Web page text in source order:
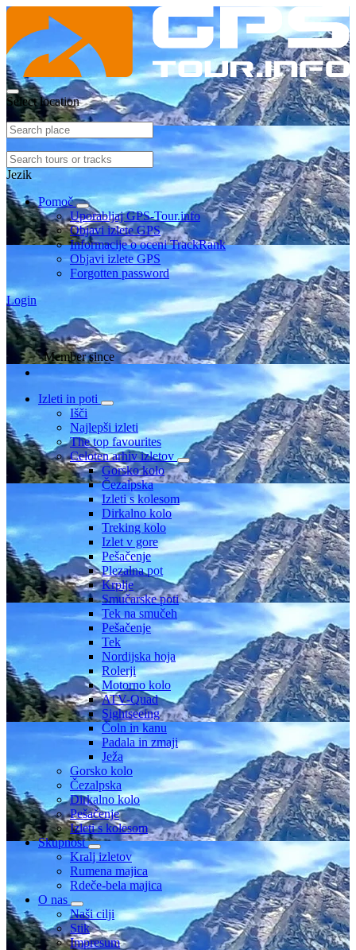
Select location
Jezik
Pomoč
Uporabljaj GPS-Tour.info
Objavi izlete GPS
Informacije o oceni TrackRank
Objavi izlete GPS
Forgotten password
Login
Member since
Izleti in poti
Išči
Najlepši izleti
The top favourites
Celoten arhiv izletov
Gorsko kolo
Čezalpska
Izleti s kolesom
Dirkalno kolo
Treking kolo
Izlet v gore
Pešačenje
Plezalna pot
Krplje
Smučarske poti
Tek na smučeh
Pešačenje
Tek
Nordijska hoja
Rolerji
Motorno kolo
ATV-Quad
Sightseeing
Čoln in kanu
Padala in zmaji
Ježa
Gorsko kolo
Čezalpska
Dirkalno kolo
Pešačenje
Izleti s kolesom
Skupnost
Kralj izletov
Rumena majica
Rdeče-bela majica
O nas
Naši cilji
Stik
Impresum